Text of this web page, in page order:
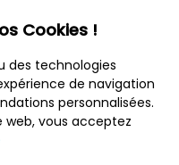
Cookies !
des technologies
de navigation
personnalisées.
web, vous acceptez